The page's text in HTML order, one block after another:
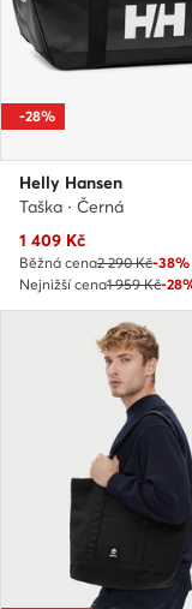
-28%
Helly Hansen
Taška · Černá
Aktuální cena
1 409 Kč
Běžná cena2 290 Kč-38%
Nejnižší cena1 959 Kč-